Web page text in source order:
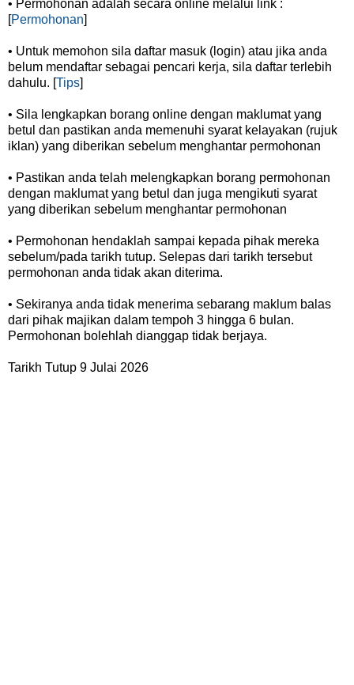
• Permohonan adalah secara online melalui link :
[Permohonan]
• Untuk memohon sila daftar masuk (login) atau jika anda
belum mendaftar sebagai pencari kerja, sila daftar terlebih
dahulu. [Tips]
• Sila lengkapkan borang online dengan maklumat yang
betul dan pastikan anda memenuhi syarat kelayakan (rujuk
iklan) yang diberikan sebelum menghantar permohonan
• Pastikan anda telah melengkapkan borang permohonan
dengan maklumat yang betul dan juga mengikuti syarat
yang diberikan sebelum menghantar permohonan
• Permohonan hendaklah sampai kepada pihak mereka
sebelum/pada tarikh tutup. Selepas dari tarikh tersebut
permohonan anda tidak akan diterima.
• Sekiranya anda tidak menerima sebarang maklum balas
dari pihak majikan dalam tempoh 3 hingga 6 bulan.
Permohonan bolehlah dianggap tidak berjaya.
Tarikh Tutup 9 Julai 2026